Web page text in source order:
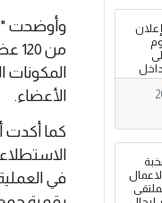
وأوضحت "
من
الأعضاء.
في